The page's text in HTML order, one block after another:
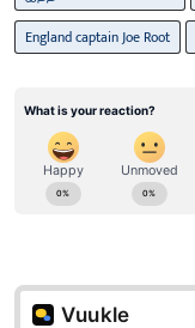
England captain Joe Root